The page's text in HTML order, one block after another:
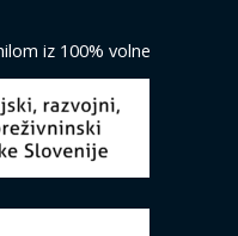
iz 100% volne